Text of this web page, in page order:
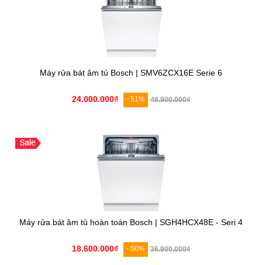
Máy rửa bát âm tủ Bosch | SMV6ZCX16E Serie 6
24.000.000₫ - 51% 48.900.000₫
Máy rửa bát âm tủ hoàn toàn Bosch | SGH4HCX48E - Seri 4
18.600.000₫ - 50% 36.900.000₫